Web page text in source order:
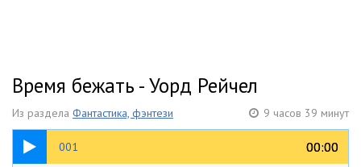
Время бежать - Уорд Рейчел
Из раздела Фантастика, фэнтези 9 часов 39 минут
001 00:00
00:00
15:13